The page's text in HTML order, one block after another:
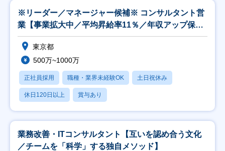
※リーダー／マネージャー候補※ コンサルタント営
業【事業拡大中／平均昇給率11％／年収アップ保証
付】
東京都
500万~1000万
正社員採用 職種・業界未経験OK 土日祝休み
休日120日以上 賞与あり
業務改善・ITコンサルタント【互いを認め合う文化
／チームを「科学」する独自メソッド】